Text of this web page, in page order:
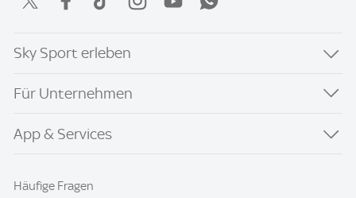
Sky Sport erleben
Für Unternehmen
App & Services
Häufige Fragen